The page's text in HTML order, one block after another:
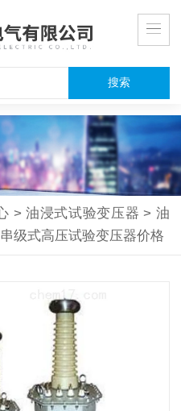
> 油浸式试验变压器 > 油
级式高压试验变压器价格